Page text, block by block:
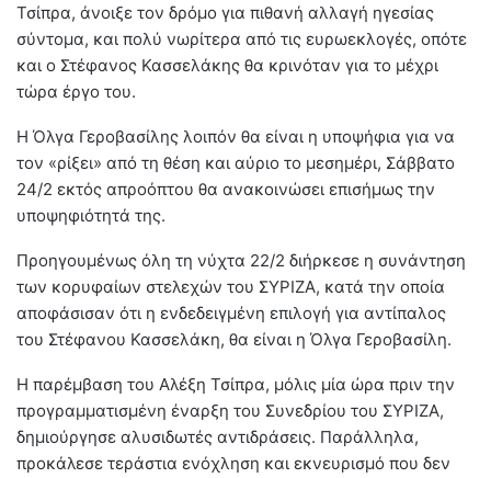
Τσίπρα, άνοιξε τον δρόμο για πιθανή αλλαγή ηγεσίας
σύντομα, και πολύ νωρίτερα από τις ευρωεκλογές, οπότε
και ο Στέφανος Κασσελάκης θα κρινόταν για το μέχρι
τώρα έργο του.
Η Όλγα Γεροβασίλης λοιπόν θα είναι η υποψήφια για να
τον «ρίξει» από τη θέση και αύριο το μεσημέρι, Σάββατο
24/2 εκτός απροόπτου θα ανακοινώσει επισήμως την
υποψηφιότητά της.
Προηγουμένως όλη τη νύχτα 22/2 διήρκεσε η συνάντηση
των κορυφαίων στελεχών του ΣΥΡΙΖΑ, κατά την οποία
αποφάσισαν ότι η ενδεδειγμένη επιλογή για αντίπαλος
του Στέφανου Κασσελάκη, θα είναι η Όλγα Γεροβασίλη.
Η παρέμβαση του Αλέξη Τσίπρα, μόλις μία ώρα πριν την
προγραμματισμένη έναρξη του Συνεδρίου του ΣΥΡΙΖΑ,
δημιούργησε αλυσιδωτές αντιδράσεις. Παράλληλα,
προκάλεσε τεράστια ενόχληση και εκνευρισμό που δεν